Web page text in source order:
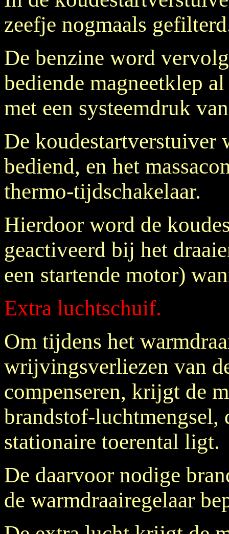
zeefje nogmaals
De benzine word
bediende magneetklep
met een systeemdruk
De koudestartverstuiver
bediend, en het
thermo-tijdschakelaar.
Hierdoor word de
geactiveerd bij het
een startende motor)
Extra luchtschuif.
Om tijdens het
wrijvingsverliezen van
compenseren, krijgt de
brandstof-
stationaire toerental ligt.
De daarvoor nodige
de warmdraairegelaar